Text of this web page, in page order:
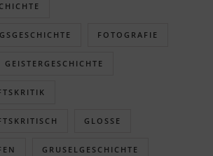
FOTOGRAFIE
GEISTERGESCHICHTE
GLOSSE
GRUSELGESCHICHTE